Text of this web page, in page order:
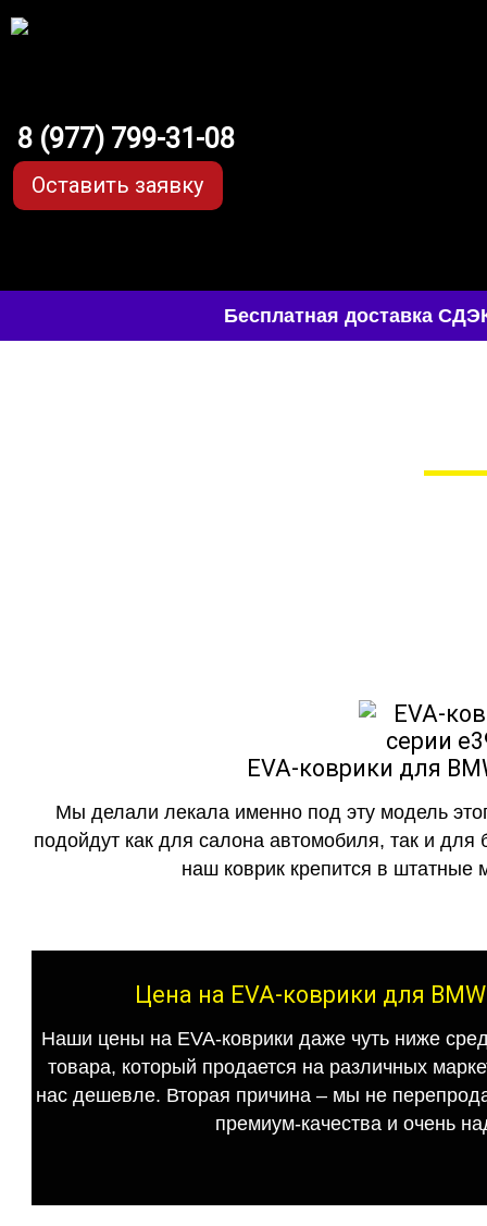
8 (977) 799-31-08
Оставить заявку
Бесплатная доставка
EVA-коврики для
Мы делали лекала именно под эту модель
подойдут как для салона автомобиля, так и для
наш коврик крепится в штатные
Цена на EVA-коврики для
Наши цены на EVA-коврики даже чуть ниже
товара, который продается на различных
нас дешевле. Вторая причина – мы не
премиум-качества и очень